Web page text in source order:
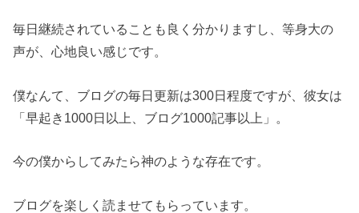
毎日継続されていることも良く分かりますし、等身大の
声が、心地良い感じです。
僕なんて、ブログの毎日更新は300日程度ですが、彼女は
「早起き1000日以上、ブログ1000記事以上」。
今の僕からしてみたら神のような存在です。
ブログを楽しく読ませてもらっています。